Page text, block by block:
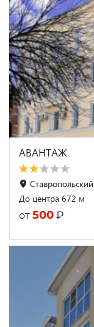
АВАНТАЖ
До центра 672 м
от 500 ₽